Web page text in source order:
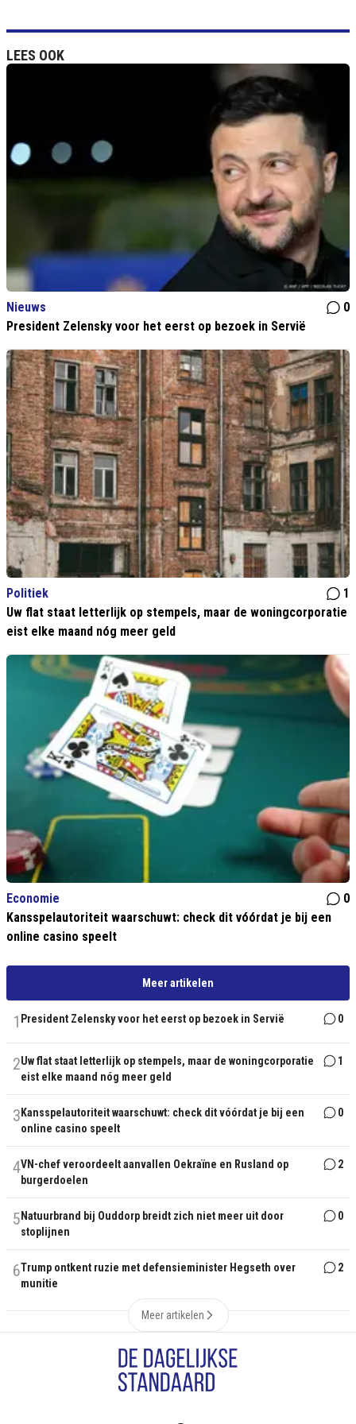
LEES OOK
Nieuws
0
President Zelensky voor het eerst op bezoek in Servië
Politiek
1
Uw flat staat letterlijk op stempels, maar de woningcorporatie
eist elke maand nóg meer geld
Economie
0
Kansspelautoriteit waarschuwt: check dit vóórdat je bij een
online casino speelt
Meer artikelen
1 President Zelensky voor het eerst op bezoek in Servië 0
2Uw flat staat letterlijk op stempels, maar de woningcorporatie
eist elke maand nóg meer geld
1
3 Kansspelautoriteit waarschuwt: check dit vóórdat je bij een
online casino speelt
0
4VN-chef veroordeelt aanvallen Oekraïne en Rusland op
burgerdoelen
2
5 Natuurbrand bij Ouddorp breidt zich niet meer uit door
stoplijnen
0
6Trump ontkent ruzie met defensieminister Hegseth over
munitie
2
Meer artikelen